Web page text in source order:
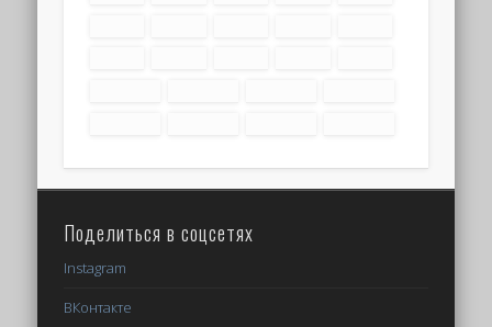
Поделиться в соцсетях
Instagram
ВКонтакте